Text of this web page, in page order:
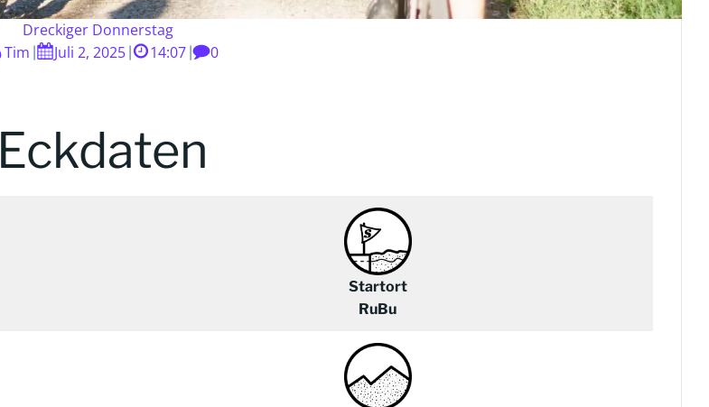
Dreckiger Donnerstag
Tim
Juli 2, 2025 14:07 0
Eckdaten
Startort
RuBu